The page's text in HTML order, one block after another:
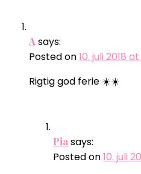
Asays:
Posted on10. juli 2018 at
Rigtig god ferie ☀️☀️
Piasays:
Posted on10. juli